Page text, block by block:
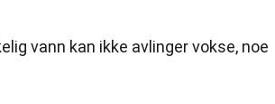
vann kan ikke avlinger vokse, noe